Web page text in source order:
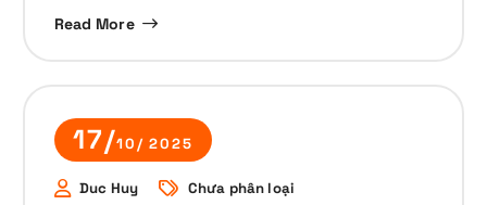
Read More
17/10/ 2025
Duc Huy Chưa phân loại